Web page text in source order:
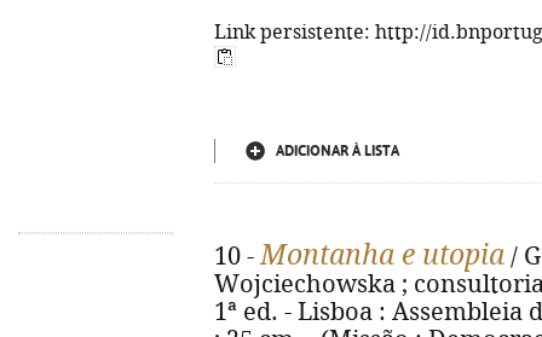
Link persistente: http://
ADICIONAR À LISTA
10 -Montanha e utopia /
Wojciechowska ;
1ª ed. - Lisboa : Assembleia